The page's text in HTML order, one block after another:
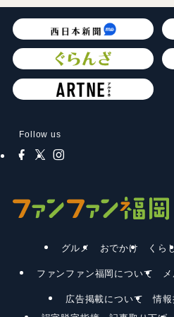
Follow us
グルメ おでかけ くら
ファンファン福岡について
広告掲載について
情